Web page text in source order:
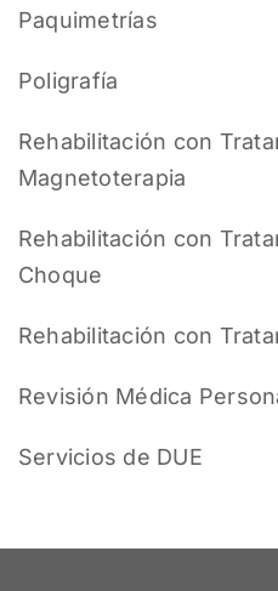
Paquimetrías
Poligrafía
Rehabilitación con
Magnetoterapia
Rehabilitación con
Choque
Rehabilitación con
Revisión Médica
Servicios de DUE